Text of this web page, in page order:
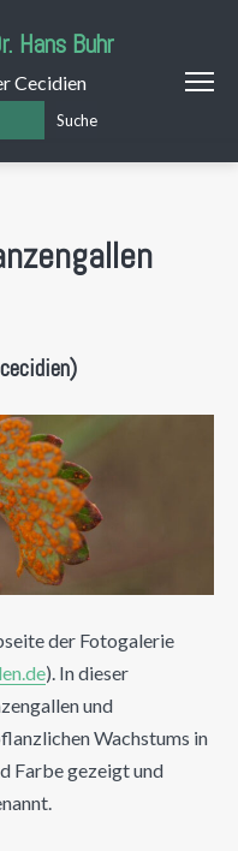
Hans Buhr
Cecidien
Suche
der Fotogalerie
). In dieser
und
Wachstums in
Farbe gezeigt und